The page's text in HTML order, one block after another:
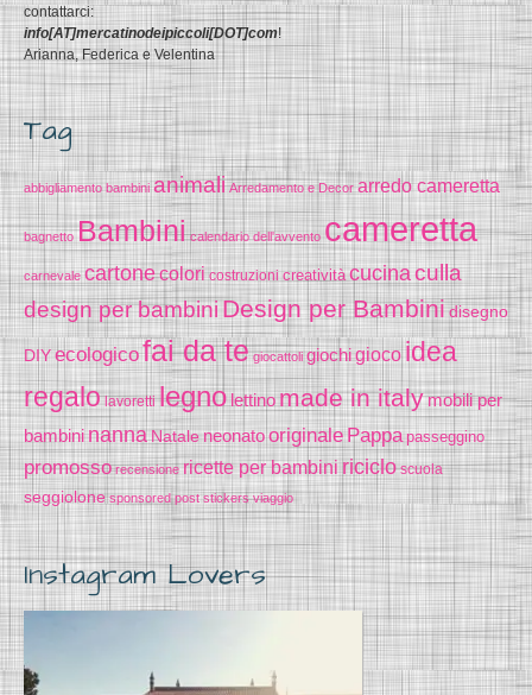
contattarci:
info[AT]mercatinodeipiccoli[DOT]com!
Arianna, Federica e Velentina
Tag
abbigliamento bambini animali Arredamento e Decor arredo cameretta
bagnetto Bambini calendario dell'avvento cameretta
carnevale cartonecolori costruzioni creatività cucinaculla
design per bambiniDesign per Bambinidisegno
DIYecologicofai da te giocattoli giochigiocoidea
regalo lavoretti legno lettinomade in italymobili per
bambininannaNataleneonatooriginale Pappa passeggino
promosso recensione ricette per bambini riciclo scuola
seggiolone sponsored post stickers viaggio
Instagram Lovers